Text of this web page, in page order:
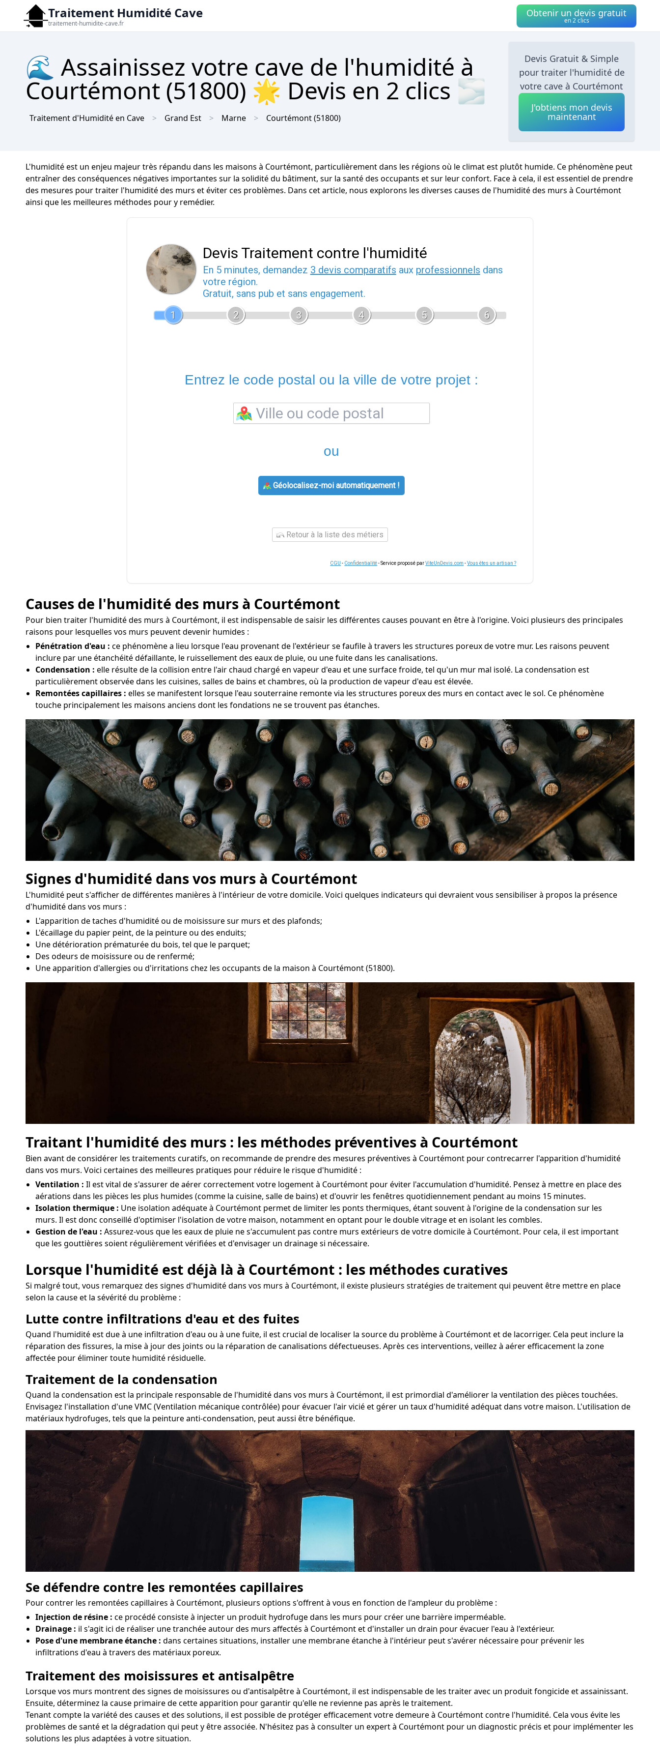
Traitement Humidité Cave
traitement-humidite-cave.fr
Obtenir un devis gratuit
en 2 clics
🌊 Assainissez votre cave de l'humidité à
Courtémont (51800) 🌟 Devis en 2 clics 🌫
Traitement d'Humidité en Cave Grand Est Marne Courtémont(51800)
Devis Gratuit & Simple
pour traiter l'humidité de
votre cave à Courtémont
J'obtiens mon devis
maintenant
L'humidité est un enjeu majeur très répandu dans les maisons à Courtémont, particulièrement dans les régions où le climat est plutôt humide. Ce phénomène peut
entraîner des conséquences négatives importantes sur la solidité du bâtiment, sur la santé des occupants et sur leur confort. Face à cela, il est essentiel de prendre
des mesures pour traiter l'humidité des murs et éviter ces problèmes. Dans cet article, nous explorons les diverses causes de l'humidité des murs à Courtémont
ainsi que les meilleures méthodes pour y remédier.
Devis Traitement contre l'humidité
En 5 minutes, demandez 3 devis comparatifs aux professionnels dans
votre région.
Gratuit, sans pub et sans engagement.
1
2 3 4 5 6
Entrez le code postal ou la ville de votre projet :
ou
Géolocalisez-moi automatiquement !
Retour à la liste des métiers
CGU - Confidentialité- Service proposé parViteUnDevis.com -Vous êtes un artisan ?
Causes de l'humidité des murs à Courtémont
Pour bien traiter l'humidité des murs à Courtémont, il est indispensable de saisir les différentes causes pouvant en être à l'origine. Voici plusieurs des principales
raisons pour lesquelles vos murs peuvent devenir humides :
Pénétration d'eau : ce phénomène a lieu lorsque l'eau provenant de l'extérieur se faufile à travers les structures poreux de votre mur. Les raisons peuvent
inclure par une étanchéité défaillante, le ruissellement des eaux de pluie, ou une fuite dans les canalisations.
Condensation : elle résulte de la collision entre l'air chaud chargé en vapeur d'eau et une surface froide, tel qu'un mur mal isolé. La condensation est
particulièrement observée dans les cuisines, salles de bains et chambres, où la production de vapeur d'eau est élevée.
Remontées capillaires : elles se manifestent lorsque l'eau souterraine remonte via les structures poreux des murs en contact avec le sol. Ce phénomène
touche principalement les maisons anciens dont les fondations ne se trouvent pas étanches.
Signes d'humidité dans vos murs à Courtémont
L'humidité peut s'afficher de différentes manières à l'intérieur de votre domicile. Voici quelques indicateurs qui devraient vous sensibiliser à propos la présence
d'humidité dans vos murs :
L'apparition de taches d'humidité ou de moisissure sur murs et des plafonds;
L'écaillage du papier peint, de la peinture ou des enduits;
Une détérioration prématurée du bois, tel que le parquet;
Des odeurs de moisissure ou de renfermé;
Une apparition d'allergies ou d'irritations chez les occupants de la maison à Courtémont (51800).
Traitant l'humidité des murs : les méthodes préventives à Courtémont
Bien avant de considérer les traitements curatifs, on recommande de prendre des mesures préventives à Courtémont pour contrecarrer l'apparition d'humidité
dans vos murs. Voici certaines des meilleures pratiques pour réduire le risque d'humidité :
Ventilation : Il est vital de s'assurer de aérer correctement votre logement à Courtémont pour éviter l'accumulation d'humidité. Pensez à mettre en place des
aérations dans les pièces les plus humides (comme la cuisine, salle de bains) et d'ouvrir les fenêtres quotidiennement pendant au moins 15 minutes.
Isolation thermique : Une isolation adéquate à Courtémont permet de limiter les ponts thermiques, étant souvent à l'origine de la condensation sur les
murs. Il est donc conseillé d'optimiser l'isolation de votre maison, notamment en optant pour le double vitrage et en isolant les combles.
Gestion de l'eau : Assurez-vous que les eaux de pluie ne s'accumulent pas contre murs extérieurs de votre domicile à Courtémont. Pour cela, il est important
que les gouttières soient régulièrement vérifiées et d'envisager un drainage si nécessaire.
Lorsque l'humidité est déjà là à Courtémont : les méthodes curatives
Si malgré tout, vous remarquez des signes d'humidité dans vos murs à Courtémont, il existe plusieurs stratégies de traitement qui peuvent être mettre en place
selon la cause et la sévérité du problème :
Lutte contre infiltrations d'eau et des fuites
Quand l'humidité est due à une infiltration d'eau ou à une fuite, il est crucial de localiser la source du problème à Courtémont et de lacorriger. Cela peut inclure la
réparation des fissures, la mise à jour des joints ou la réparation de canalisations défectueuses. Après ces interventions, veillez à aérer efficacement la zone
affectée pour éliminer toute humidité résiduelle.
Traitement de la condensation
Quand la condensation est la principale responsable de l'humidité dans vos murs à Courtémont, il est primordial d'améliorer la ventilation des pièces touchées.
Envisagez l'installation d'une VMC (Ventilation mécanique contrôlée) pour évacuer l'air vicié et gérer un taux d'humidité adéquat dans votre maison. L'utilisation de
matériaux hydrofuges, tels que la peinture anti-condensation, peut aussi être bénéfique.
Se défendre contre les remontées capillaires
Pour contrer les remontées capillaires à Courtémont, plusieurs options s'offrent à vous en fonction de l'ampleur du problème :
Injection de résine : ce procédé consiste à injecter un produit hydrofuge dans les murs pour créer une barrière imperméable.
Drainage : il s'agit ici de réaliser une tranchée autour des murs affectés à Courtémont et d'installer un drain pour évacuer l'eau à l'extérieur.
Pose d'une membrane étanche : dans certaines situations, installer une membrane étanche à l'intérieur peut s'avérer nécessaire pour prévenir les
infiltrations d'eau à travers des matériaux poreux.
Traitement des moisissures et antisalpêtre
Lorsque vos murs montrent des signes de moisissures ou d'antisalpêtre à Courtémont, il est indispensable de les traiter avec un produit fongicide et assainissant.
Ensuite, déterminez la cause primaire de cette apparition pour garantir qu'elle ne revienne pas après le traitement.
Tenant compte la variété des causes et des solutions, il est possible de protéger efficacement votre demeure à Courtémont contre l'humidité. Cela vous évite les
problèmes de santé et la dégradation qui peut y être associée. N'hésitez pas à consulter un expert à Courtémont pour un diagnostic précis et pour implémenter les
solutions les plus adaptées à votre situation.